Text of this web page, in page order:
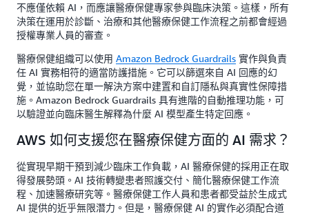
不應僅依賴 AI，而應讓醫療保健專家參與臨床決策。這樣，所有
決策在運用於診斷、治療和其他醫療保健工作流程之前都會經過
授權專業人員的審查。
醫療保健組織可以使用 Amazon Bedrock Guardrails 實作與負責
任 AI 實務相符的適當防護措施。它可以篩選來自 AI 回應的幻
覺，並協助您在單一解決方案中建置和自訂隱私與真實性保障措
施。Amazon Bedrock Guardrails 具有進階的自動推理功能，可
以驗證並向臨床醫生解釋為什麼 AI 模型產生特定回應。
AWS 如何支援您在醫療保健方面的 AI 需求？
從實現早期干預到減少臨床工作負載，AI 醫療保健的採用正在取
得發展勢頭。AI 技術轉變患者照護交付、簡化醫療保健工作流
程、加速醫療研究等。醫療保健工作人員和患者都受益於生成式
AI 提供的近乎無限潛力。但是，醫療保健 AI 的實作必須配合道